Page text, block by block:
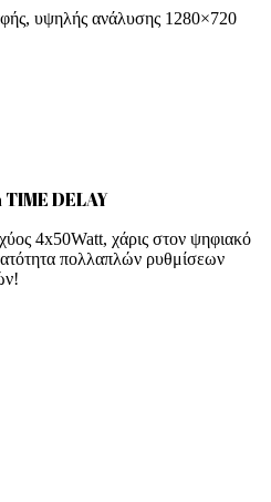
υψηλής ανάλυσης 1280×720
DELAY
4x50Watt, χάρις στον ψηφιακό
πολλαπλών ρυθμίσεων